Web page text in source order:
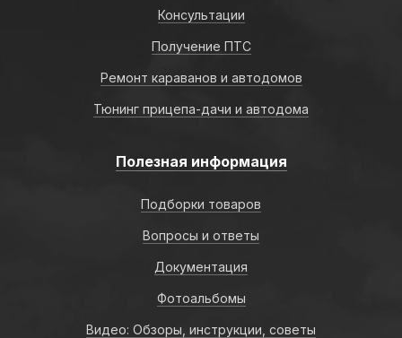
Консультации
Получение ПТС
Ремонт караванов и автодомов
Тюнинг прицепа-дачи и автодома
Полезная информация
Подборки товаров
Вопросы и ответы
Документация
Фотоальбомы
Видео: Обзоры, инструкции, советы